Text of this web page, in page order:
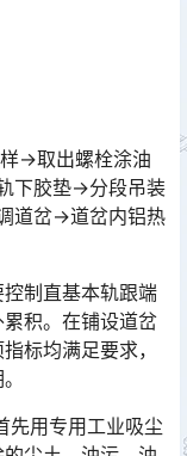
→取出螺栓涂油
下胶垫→分段吊装
道岔→道岔内铝热
制直基本轨跟端
积。在铺设道岔
标均满足要求，
先用专用工业吸尘